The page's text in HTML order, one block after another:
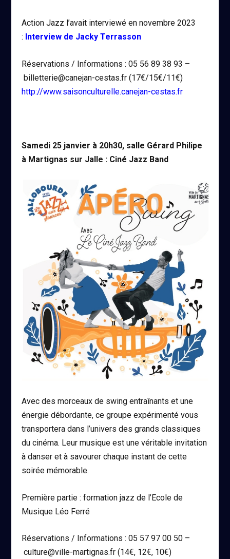
Action Jazz l’avait interviewé en novembre 2023
: Interview de Jacky Terrasson
Réservations / Informations : 05 56 89 38 93 –
billetterie@canejan-cestas.fr (17€/15€/11€)
http://www.saisonculturelle.canejan-cestas.fr
Samedi 25 janvier à 20h30, salle Gérard Philipe
à Martignas sur Jalle : Ciné Jazz Band
Avec des morceaux de swing entraînants et une
énergie débordante, ce groupe expérimenté vous
transportera dans l’univers des grands classiques
du cinéma. Leur musique est une véritable invitation
à danser et à savourer chaque instant de cette
soirée mémorable.
Première partie : formation jazz de l’Ecole de
Musique Léo Ferré
Réservations / Informations : 05 57 97 00 50 –
culture@ville-martignas.fr (14€, 12€, 10€)